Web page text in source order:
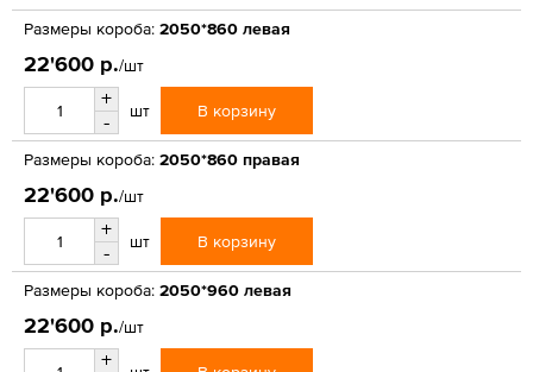
Размеры короба: 2050*860 левая
22'600 р./шт
+
-
шт В корзину
Размеры короба: 2050*860 правая
22'600 р./шт
+
-
шт В корзину
Размеры короба: 2050*960 левая
22'600 р./шт
+